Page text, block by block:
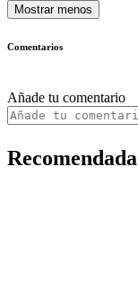
Mostrar menos
Comentarios
Añade tu comentario
Recomendada